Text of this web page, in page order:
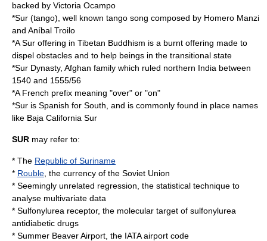
backed by Victoria Ocampo
*Sur (tango) , well known tango song composed by Homero Manzi
and Aníbal Troilo
*ASur offering in Tibetan Buddhism is a burnt offering made to
dispel obstacles and to help beings in the transitional state
*Sur Dynasty, Afghan family which ruled northern India between
1540 and 1555/56
*A French prefix meaning "over" or "on"
*Sur is Spanish for South , and is commonly found in place names
like Baja California Sur
SUR may refer to:
* The Republic of Suriname
* Rouble , the currency of the Soviet Union
* Seemingly unrelated regression , the statistical technique to
analyse multivariate data
* Sulfonylurea receptor, the molecular target of sulfonylurea
antidiabetic drugs
* Summer Beaver Airport , the IATA airport code